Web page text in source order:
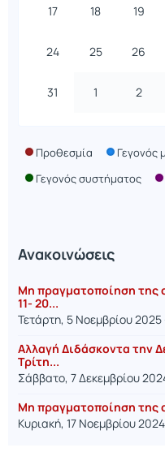
17 18 19
24 25 26
31 1 2
Προθεσμία
Γεγονός
Γεγονός συστήματος
Ανακοινώσεις
Μη πραγματοποίηση της
11- 20...
Τετάρτη, 5 Νοεμβρίου
Αλλαγή Διδάσκοντα την
Τρίτη...
Σάββατο, 7 Δεκεμβρίου
Μη πραγματοποίηση της
Κυριακή, 17 Νοεμβρίου